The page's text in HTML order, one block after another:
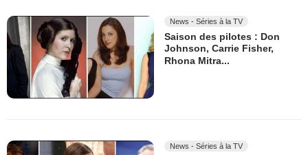
News - Séries à la TV
Saison des pilotes : Don
Johnson, Carrie Fisher,
Rhona Mitra...
News - Séries à la TV